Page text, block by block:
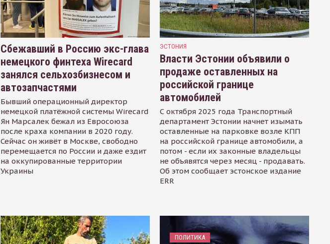
Сбежавший в Россию экс-глава
немецкого финтеха Wirecard
занялся сельхозбизнесом и
автозапчастями
Бывший операционный директор
немецкой платёжной системы Wirecard
Ян Марсалек бежал из Евросоюза
после краха компании в 2020 году.
Сейчас он живёт в Москве, свободно
перемещается по России и даже ездит
на оккупированные территории
Украины
ЭСТОНИЯ
Власти Эстонии объявили о
продаже оставленных на
российской границе
автомобилей
С октября 2025 года Транспортный
департамент Эстонии начнет изымать
оставленные на парковке возле КПП
на российской границе автомобили, а
потом - если их законные владельцы
не объявятся через месяц - продавать.
Об этом сообщает эстонское издание
ERR
ПОЛИТИКА